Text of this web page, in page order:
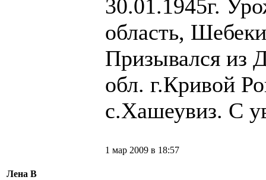
30.01.1945г.
область,
Призывался из
обл. г.Кривой
с.Хашеувиз. С
Лена В
1 мар 2009 в 18:57